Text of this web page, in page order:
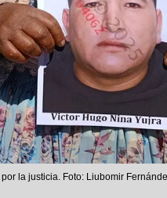
la justicia. Foto: Liubomir